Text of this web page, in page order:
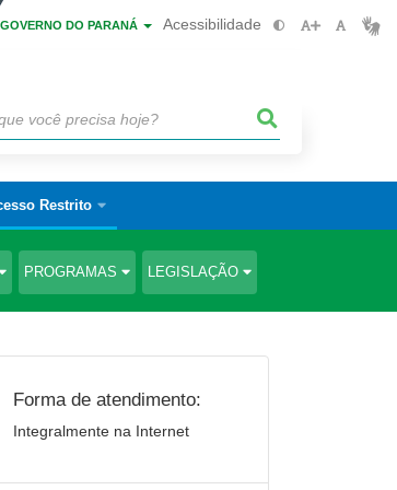
GOVERNO DO PARANÁ Acessibilidade
Restrito
PROGRAMAS LEGISLAÇÃO
Forma de atendimento:
Integralmente na Internet